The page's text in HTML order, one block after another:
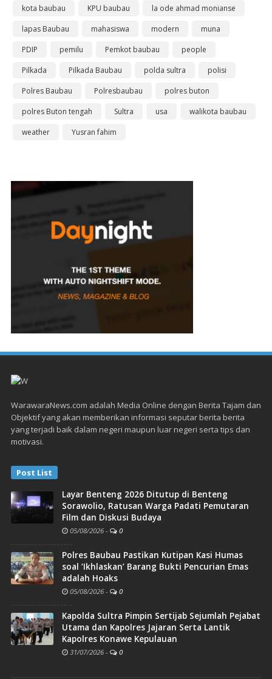
kota baubau
KPU baubau
la ode ahmad monianse
lapas Baubau
mahasiswa modern
muna
PDIP
pemilu Pemkot baubau
people
Pilkada
Pilkada Baubau polda sultra
polisi
Polres Baubau
Polresbaubau
polres buton
polres Buton tengah
Sultra usa
walikota baubau
weather
Yusran fahim
WarawaraNews.com adalah Media Online dengan Berita Tajam dan
Objektif yang akan memberikan informasi seputar berita berita
yang terjadi baik dalam negeri maupun luar negeri serta tips dan
motivasi.
Post List
Layar Benteng 2026 Ditutup di Benteng
Sorawolio, Ratusan Warga Padati Pemutaran
Film dan Diskusi Budaya
05/08/2026 - 0
Polres Baubau Pastikan Kutipan Kasi Humas
soal ‘Ikhlaskan’ Barang Bukti Pencurian Emas
adalah Hoaks
05/08/2026 - 0
Kapolda Sultra Pimpin Sertijab Sejumlah Pejabat
Utama dan Kapolres Jajaran Serta Lantik
Kapolres Konawe Kepulauan
31/07/2026 - 0